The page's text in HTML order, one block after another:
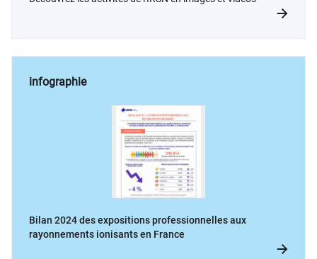
infographie
Bilan 2024 des expositions professionnelles aux
rayonnements ionisants en France